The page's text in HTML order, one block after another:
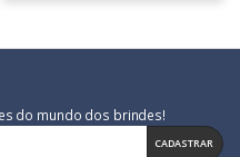
do mundo dos brindes!
CADASTRAR